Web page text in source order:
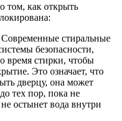
том, как открыть
Современные стиральные
безопасности,
время стирки, чтобы
Это означает, что
дверцу, она может
тех пор, пока не
остынет вода внутри